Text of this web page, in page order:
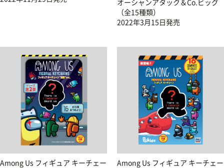
オーシャンアタック＆Co.ビッグ
（全15種類）
2022年3月15日発売
Among Us フィギュア キーチェー
Among Us フィギュア キーチェー